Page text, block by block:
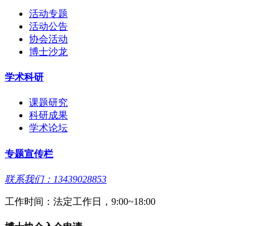
活动专题
活动公告
协会活动
博士沙龙
学术科研
课题研究
科研成果
学术论坛
专题宣传栏
联系我们：13439028853
工作时间：法定工作日，9:00~18:00